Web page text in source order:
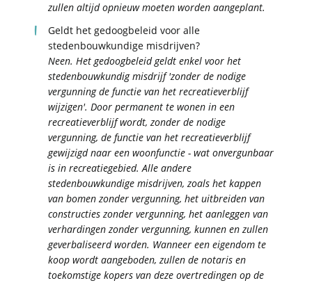
zullen altijd opnieuw moeten worden aangeplant.
Geldt het gedoogbeleid voor alle
stedenbouwkundige misdrijven?
Neen. Het gedoogbeleid geldt enkel voor het
stedenbouwkundig misdrijf 'zonder de nodige
vergunning de functie van het recreatieverblijf
wijzigen'. Door permanent te wonen in een
recreatieverblijf wordt, zonder de nodige
vergunning, de functie van het recreatieverblijf
gewijzigd naar een woonfunctie - wat onvergunbaar
is in recreatiegebied. Alle andere
stedenbouwkundige misdrijven, zoals het kappen
van bomen zonder vergunning, het uitbreiden van
constructies zonder vergunning, het aanleggen van
verhardingen zonder vergunning, kunnen en zullen
geverbaliseerd worden. Wanneer een eigendom te
koop wordt aangeboden, zullen de notaris en
toekomstige kopers van deze overtredingen op de